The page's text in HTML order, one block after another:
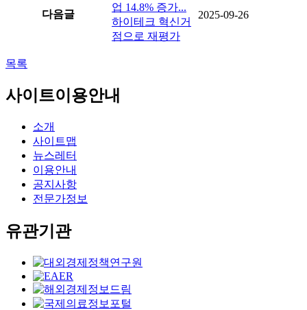
다음글
업 14.8% 증가...
하이테크 혁신거
점으로 재평가
2025-09-26
목록
사이트이용안내
소개
사이트맵
뉴스레터
이용안내
공지사항
전문가정보
유관기관